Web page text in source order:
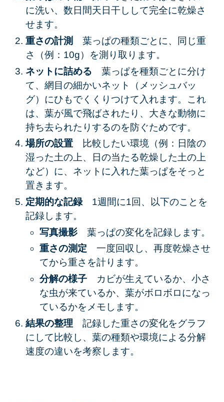
に洗い、数日間天日干しして完全に乾燥さ
せます。
重さの計測 葉っぱの種類ごとに、
同じ重
さ
（例：10g）を測り取ります。
ネットに詰める 葉っぱを種類ごとに分け
て、網目の細かいネット（メッシュバッ
グ）にひもでくくりつけて入れます。これ
は、葉が風で飛ばされたり、大きな動物に
持ち去られたりするのを防ぐためです。
場所の設置
比較したい環境（例：日陰の
湿った土の上、日の当たる乾燥した土の上
など）に、ネットに入れた葉っぱをそっと
置きます。
定期的な記録 1週間に1回、以下のことを
記録します。
写真撮影 葉っぱの変化を記録します。
重さの測定 一度回収し、再度乾燥させ
てから重さを計ります。
分解の様子
カビが生えているか、小さ
な虫が来ているか、葉がボロボロになっ
ているかをメモします。
結果の整理 記録した重さの変化をグラフ
にして比較し、葉の種類や環境による分解
速度の違いを考察します。